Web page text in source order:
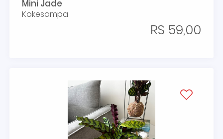
Mini Jade
Kokesampa
R$ 59,00